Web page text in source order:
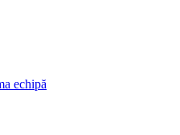
echipă